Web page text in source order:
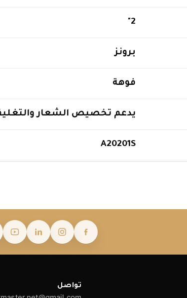
2"
برونز
فوهة
يدعم تخصيص الشعار
A20201S
تواصل